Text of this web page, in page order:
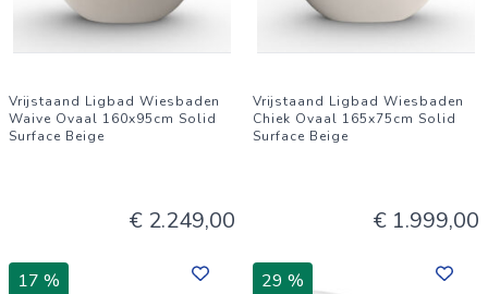
Vrijstaand Ligbad Wiesbaden
Waive Ovaal 160x95cm Solid
Surface Beige
€ 2.249,00
Vrijstaand Ligbad Wiesbaden
Chiek Ovaal 165x75cm Solid
Surface Beige
€ 1.999,00
17 % 29 %